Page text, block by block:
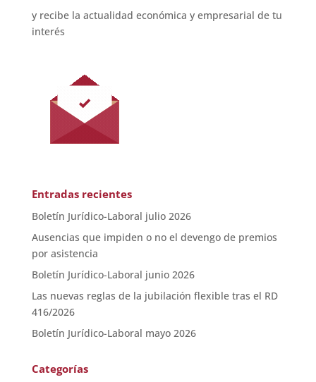
y recibe la actualidad económica y empresarial de tu
interés
Entradas recientes
Boletín Jurídico-Laboral julio 2026
Ausencias que impiden o no el devengo de premios
por asistencia
Boletín Jurídico-Laboral junio 2026
Las nuevas reglas de la jubilación flexible tras el RD
416/2026
Boletín Jurídico-Laboral mayo 2026
Categorías